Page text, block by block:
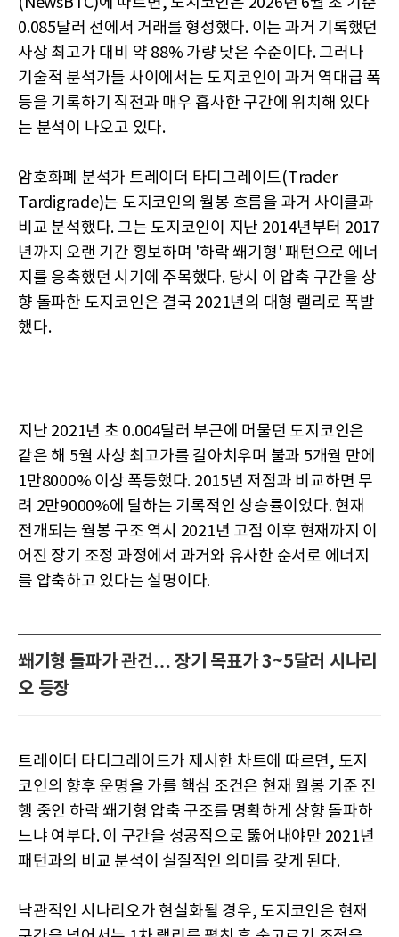
0.085달러 선에서 거래를 형성했다. 이는 과거 기록했던
사상 최고가 대비 약 88% 가량 낮은 수준이다. 그러나
기술적 분석가들 사이에서는 도지코인이 과거 역대급 폭
등을 기록하기 직전과 매우 흡사한 구간에 위치해 있다
는 분석이 나오고 있다.
암호화폐 분석가 트레이더 타디그레이드(Trader
Tardigrade)는 도지코인의 월봉 흐름을 과거 사이클과
비교 분석했다. 그는 도지코인이 지난 2014년부터 2017
년까지 오랜 기간 횡보하며 '하락 쐐기형' 패턴으로 에너
지를 응축했던 시기에 주목했다. 당시 이 압축 구간을 상
향 돌파한 도지코인은 결국 2021년의 대형 랠리로 폭발
했다.
지난 2021년 초 0.004달러 부근에 머물던 도지코인은
같은 해 5월 사상 최고가를 갈아치우며 불과 5개월 만에
1만8000% 이상 폭등했다. 2015년 저점과 비교하면 무
려 2만9000%에 달하는 기록적인 상승률이었다. 현재
전개되는 월봉 구조 역시 2021년 고점 이후 현재까지 이
어진 장기 조정 과정에서 과거와 유사한 순서로 에너지
를 압축하고 있다는 설명이다.
쐐기형 돌파가 관건… 장기 목표가 3~5달러 시나리
오 등장
트레이더 타디그레이드가 제시한 차트에 따르면, 도지
코인의 향후 운명을 가를 핵심 조건은 현재 월봉 기준 진
행 중인 하락 쐐기형 압축 구조를 명확하게 상향 돌파하
느냐 여부다. 이 구간을 성공적으로 뚫어내야만 2021년
패턴과의 비교 분석이 실질적인 의미를 갖게 된다.
낙관적인 시나리오가 현실화될 경우, 도지코인은 현재